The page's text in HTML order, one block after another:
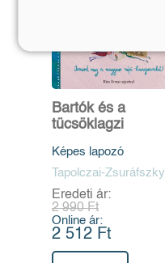
Bartók és a
tücsöklagzi
Képes lapozó
Tapolczai-Zsuráfszky
Lilla
Eredeti ár:
2 990 Ft
Online ár:
2 512 Ft